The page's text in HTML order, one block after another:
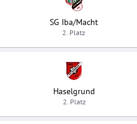
SG Iba/Macht
2. Platz
Haselgrund
2. Platz